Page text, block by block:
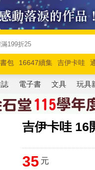
包 16647續集 吉伊卡哇
玩具總動員5 超慢跑
電子書 文具 玩具
吉伊卡哇 16
35 元